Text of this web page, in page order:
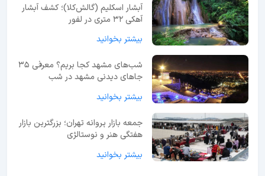
آبشار اسکلیم (گالش‌کلا)؛ کشف آبشار
آهکی ۳۲ متری در لفور
بیشتر بخوانید
شب‌های مشهد کجا بریم؟ معرفی 35
جاهای دیدنی مشهد در شب
بیشتر بخوانید
جمعه بازار پروانه تهران؛ بزرگترین بازار
هفتگی هنر و نوستالژی
بیشتر بخوانید